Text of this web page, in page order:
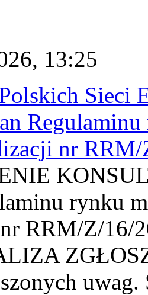
13:25
Sieci
nr
rynku
RRM/Z/16/